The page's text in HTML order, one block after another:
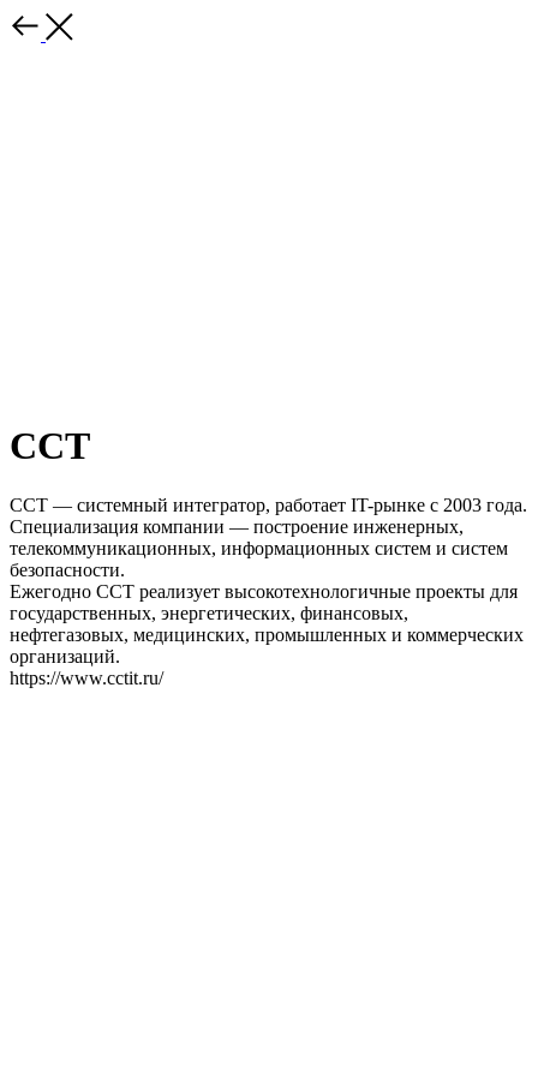
ССТ
ССТ — системный интегратор, работает IT-рынке с 2003 года.
Специализация компании — построение инженерных,
телекоммуникационных, информационных систем и систем
безопасности.
Ежегодно ССТ реализует высокотехнологичные проекты для
государственных, энергетических, финансовых,
нефтегазовых, медицинских, промышленных и коммерческих
организаций.
https://www.cctit.ru/